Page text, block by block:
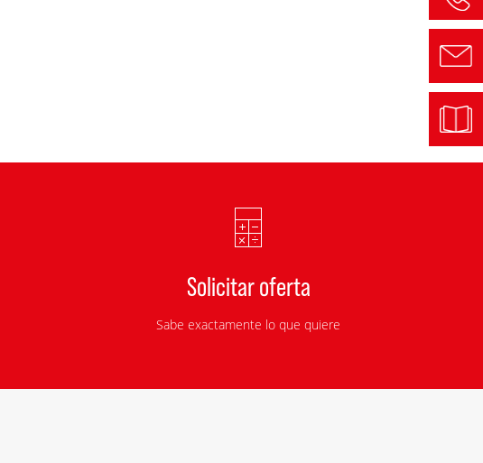
Solicitar oferta
Sabe exactamente lo que quiere